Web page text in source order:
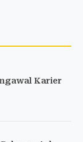
Karier